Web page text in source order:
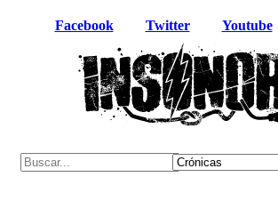
Facebook Twitter Youtube